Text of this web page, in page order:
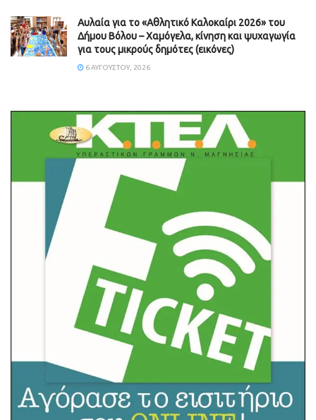
Αυλαία για το «Αθλητικό Καλοκαίρι 2026» του
Δήμου Βόλου – Χαμόγελα, κίνηση και ψυχαγωγία
για τους μικρούς δημότες (εικόνες)
6 ΑΥΓΟΎΣΤΟΥ, 2026